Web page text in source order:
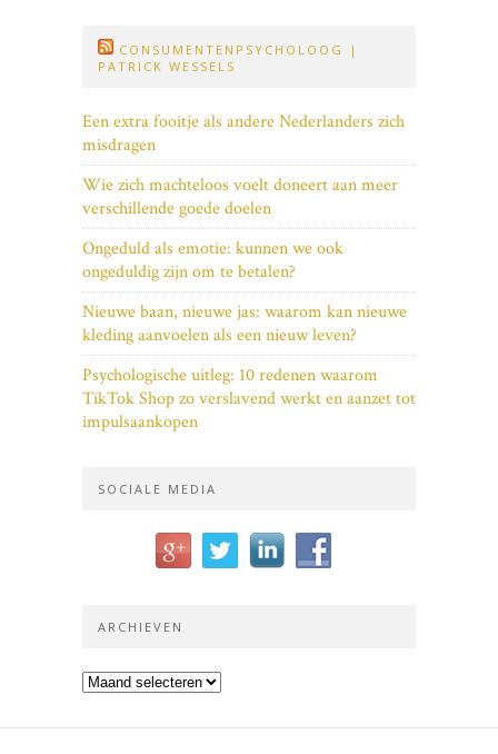
CONSUMENTENPSYCHOLOOG |
PATRICK WESSELS
Een extra fooitje als andere Nederlanders zich
misdragen
Wie zich machteloos voelt doneert aan meer
verschillende goede doelen
Ongeduld als emotie: kunnen we ook
ongeduldig zijn om te betalen?
Nieuwe baan, nieuwe jas: waarom kan nieuwe
kleding aanvoelen als een nieuw leven?
Psychologische uitleg: 10 redenen waarom
TikTok Shop zo verslavend werkt en aanzet tot
impulsaankopen
SOCIALE MEDIA
ARCHIEVEN
Archieven